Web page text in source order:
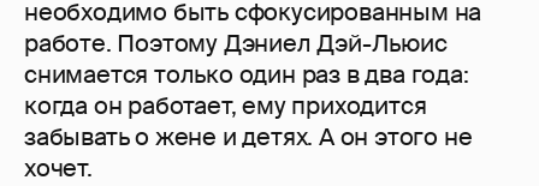
необходимо быть сфокусированным на
работе. Поэтому Дэниел Дэй-Льюис
снимается только один раз в два года:
когда он работает, ему приходится
забывать о жене и детях. А он этого не
хочет.